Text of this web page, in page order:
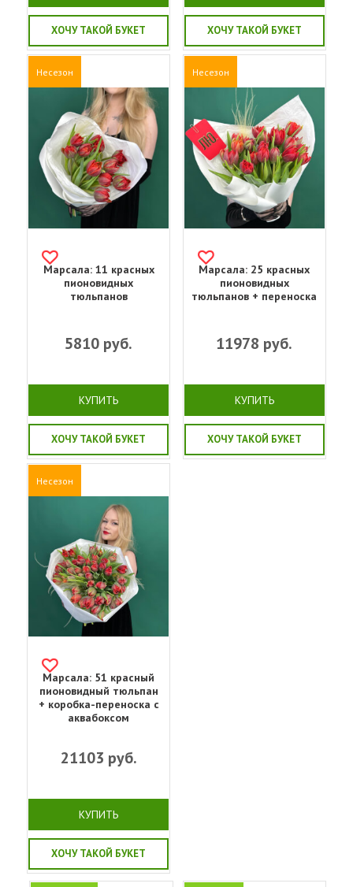
ХОЧУ ТАКОЙ БУКЕТ ХОЧУ ТАКОЙ БУКЕТ
Несезон
Марсала: 11 красных
пионовидных
тюльпанов
5810 руб.
КУПИТЬ
ХОЧУ ТАКОЙ БУКЕТ
Несезон
Марсала: 25 красных
пионовидных
тюльпанов + переноска
11978 руб.
КУПИТЬ
ХОЧУ ТАКОЙ БУКЕТ
Несезон
Марсала: 51 красный
пионовидный тюльпан
+ коробка-переноска с
аквабоксом
21103 руб.
КУПИТЬ
ХОЧУ ТАКОЙ БУКЕТ